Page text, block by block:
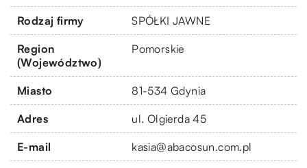
Rodzaj firmy SPÓŁKI JAWNE
Region
(Województwo)
Pomorskie
Miasto 81-534 Gdynia
Adres ul. Olgierda 45
E-mail kasia@abacosun.com.pl